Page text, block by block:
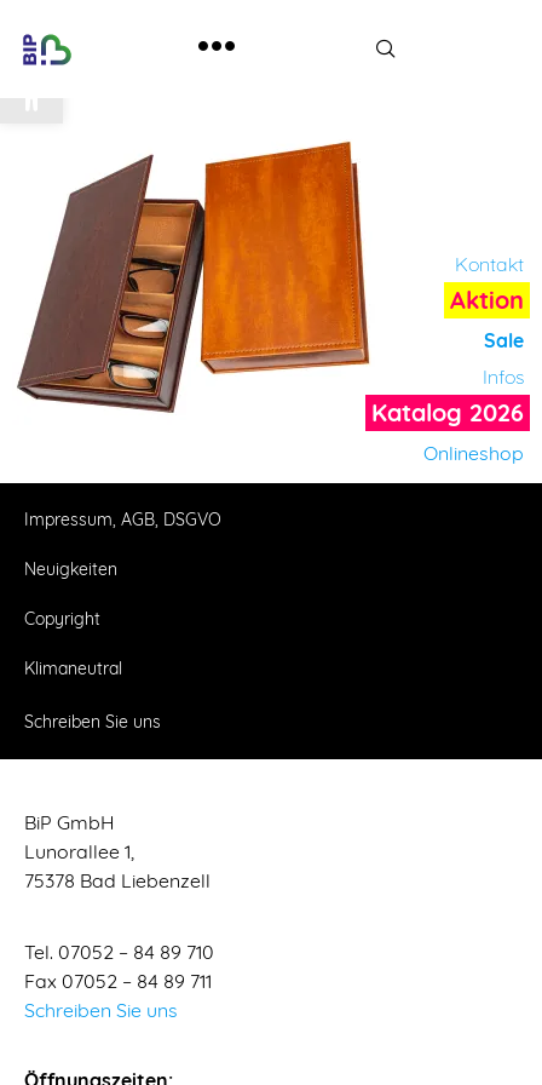
Werkzeugleiste öffnen
Kontakt
Aktion
Sale
Infos
Katalog 2026
Onlineshop
Impressum, AGB, DSGVO
Neuigkeiten
Copyright
Klimaneutral
Schreiben Sie uns
BiP GmbH
Lunorallee 1,
75378 Bad Liebenzell
Tel. 07052 – 84 89 710
Fax 07052 – 84 89 711
Schreiben Sie uns